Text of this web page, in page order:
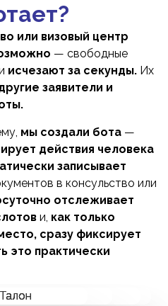
или визовый центр
— свободные
исчезают за секунды. Их
заявители и
мы создали бота —
действия человека
записывает
в консульство или
отслеживает
и, как только
сразу фиксирует
это практически